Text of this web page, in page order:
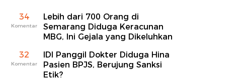
34
Komentar
Lebih dari 700 Orang di
Semarang Diduga Keracunan
MBG, Ini Gejala yang Dikeluhkan
32
Komentar
IDI Panggil Dokter Diduga Hina
Pasien BPJS, Berujung Sanksi
Etik?